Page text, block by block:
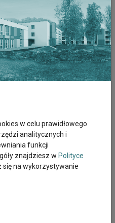
w celu prawidłowego
analitycznych i
funkcji
znajdziesz w Polityce
się na wykorzystywanie